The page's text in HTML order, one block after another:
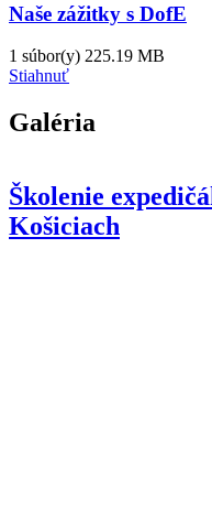
Naše zážitky s DofE
1 súbor(y) 225.19 MB
Stiahnuť
Galéria
Školenie
Košiciach